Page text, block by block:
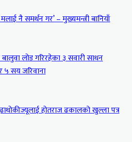
नै समर्थन गर’ – मुख्यमन्त्री बानियाँ
लोड गरिरहेका ३ सवारी साधन
५ सय जरिवाना
होतराज ढकालको खुल्ला पत्र